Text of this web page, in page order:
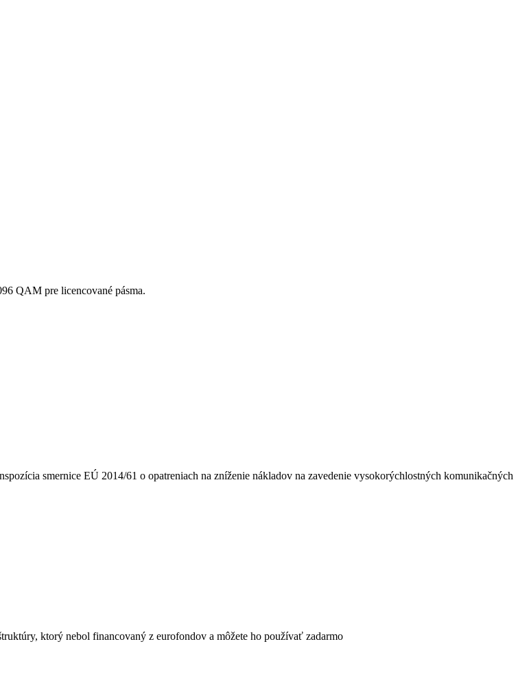
QAM pre licencované pásma.
smernice EÚ 2014/61 o opatreniach na zníženie nákladov na zavedenie vysokorýchlostných komunikačných
ktorý nebol financovaný z eurofondov a môžete ho používať zadarmo